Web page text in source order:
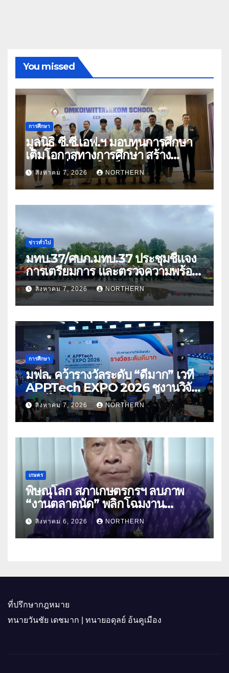
You missed
การศึกษา
มูลนิธิ ซี.ซี.เอฟ.ฯ มอบทุนการศึกษา
เติมโอกาสทางการศึกษา สร้าง
อนาคตที่มั่นคงให้เด็กและเยาวชน
ด้อยโอกาส
สิงหาคม 7, 2026 NORTHERN
ข่าวทั่วไป
มทบ.37/ศบภ.มทบ.37 ประชุมชี้แจง
การเตรียมการ และตรวจความพร้อม
ด้านการบรรเทาสาธารณภัย
สิงหาคม 7, 2026 NORTHERN
การศึกษา
มฟล. คว้ารางวัลระดับ “ดีมาก” เวที
APPTech EXPO 2026 ชูงานวิจัย
สมุนไพร ขับเคลื่อนนวัตกรรมสู่เชิง
พาณิชย์
สิงหาคม 7, 2026 NORTHERN
เกษตร
พิษณุโลก สภาเกษตรกรฯ ลบภาพ
“งานตลาดนัด” พลิกโฉมงาน
“เกษตรรุ่งเรืองเมืองสองแคว 69” มุ่ง
ประโยชน์เกษตรกร ดึงนวัตกรรม-จับ
คู่ธุรกิจดันสินค้าเกษตรสู่สากล (คลิป)
สิงหาคม 6, 2026 NORTHERN
ที่ปรึกษากฎหมาย
ทนายวันชัย เดชมาก | ทนายอดุลย์ อ้นคูเมือง